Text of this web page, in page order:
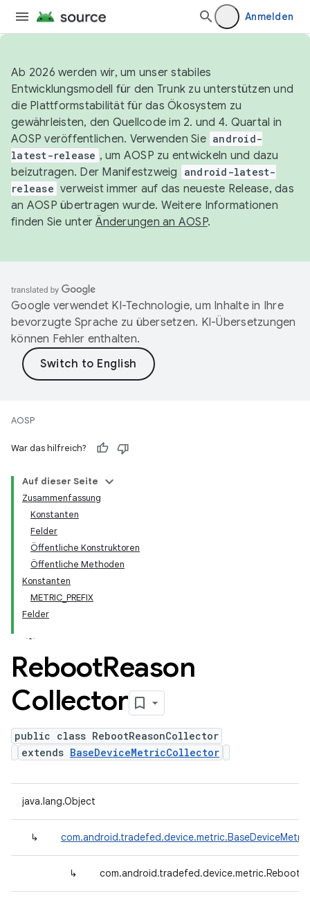
Anmelden
Ab 2026 werden wir, um unser stabiles
Entwicklungsmodell für den Trunk zu unterstützen und
die Plattformstabilität für das Ökosystem zu
gewährleisten, den Quellcode im 2. und 4. Quartal in
AOSP veröffentlichen. Verwenden Sie android-
latest-release , um AOSP zu entwickeln und dazu
beizutragen. Der Manifestzweig
android-latest-
release verweist immer auf das neueste Release, das
an AOSP übertragen wurde. Weitere Informationen
finden Sie unterÄnderungen an AOSP.
Google verwendet KI-Technologie, um Inhalte in Ihre
bevorzugte Sprache zu übersetzen. KI-Übersetzungen
können Fehler enthalten.
AOSP
War das hilfreich?
Auf dieser Seite
Zusammenfassung
Konstanten
Felder
Öffentliche Konstruktoren
Öffentliche Methoden
Konstanten
METRIC_PREFIX
Felder
RebootReason
Collector
public class RebootReasonCollector
extends BaseDeviceMetricCollector
java.lang.Object
↳
↳